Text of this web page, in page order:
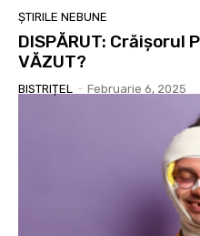
ȘTIRILE NEBUNE
DISPĂRUT: Crăișorul
VĂZUT?
BISTRIȚEL - Februarie 6, 2025